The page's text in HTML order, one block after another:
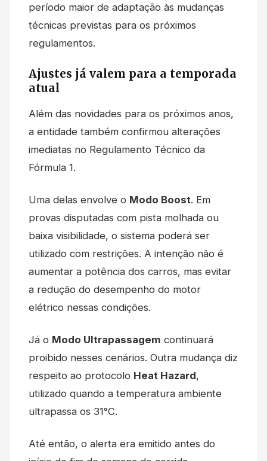
período maior de adaptação às mudanças
técnicas previstas para os próximos
regulamentos.
Ajustes já valem para a temporada
atual
Além das novidades para os próximos anos,
a entidade também confirmou alterações
imediatas no Regulamento Técnico da
Fórmula 1.
Uma delas envolve o Modo Boost. Em
provas disputadas com pista molhada ou
baixa visibilidade, o sistema poderá ser
utilizado com restrições. A intenção não é
aumentar a potência dos carros, mas evitar
a redução do desempenho do motor
elétrico nessas condições.
Já o Modo Ultrapassagem continuará
proibido nesses cenários. Outra mudança diz
respeito ao protocolo Heat Hazard,
utilizado quando a temperatura ambiente
ultrapassa os 31°C.
Até então, o alerta era emitido antes do